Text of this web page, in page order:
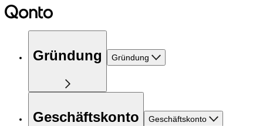
Gründung Gründung
Geschäftskonto Geschäftskonto